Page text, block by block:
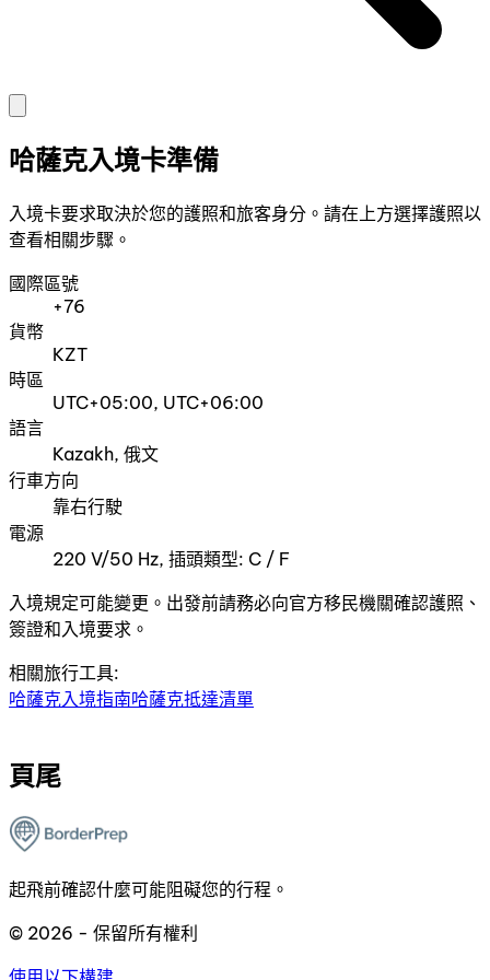
哈薩克入境卡準備
入境卡要求取決於您的護照和旅客身分。請在上方選擇護照以
查看相關步驟。
國際區號
+76
貨幣
KZT
時區
UTC+05:00, UTC+06:00
語言
Kazakh, 俄文
行車方向
靠右行駛
電源
220 V/50 Hz, 插頭類型: C / F
入境規定可能變更。出發前請務必向官方移民機關確認護照、
簽證和入境要求。
相關旅行工具:
哈薩克入境指南哈薩克抵達清單
頁尾
起飛前確認什麼可能阻礙您的行程。
© 2026 - 保留所有權利